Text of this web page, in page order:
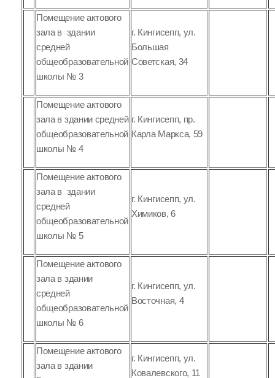
Помещение актового
зала в здании
средней
общеобразовательной
школы № 3
г. Кингисепп, ул.
Большая
Советская, 34
Помещение актового
зала в здании средней
общеобразовательной
школы № 4
г. Кингисепп, пр.
Карла Маркса, 59
Помещение актового
зала в здании
средней
общеобразовательной
школы № 5
г. Кингисепп, ул.
Химиков, 6
Помещение актового
зала в здании
средней
общеобразовательной
школы № 6
г. Кингисепп, ул.
Восточная, 4
Помещение актового
зала в здании
г. Кингисепп, ул.
Ковалевского, 11